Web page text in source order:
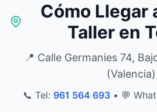
Cómo Llegar
Taller en
📍 Calle Germanies 74,
(Valencia)
📞 Tel: 961 564 693 • 💬